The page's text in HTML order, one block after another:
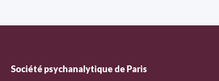
Société psychanalytique de Paris